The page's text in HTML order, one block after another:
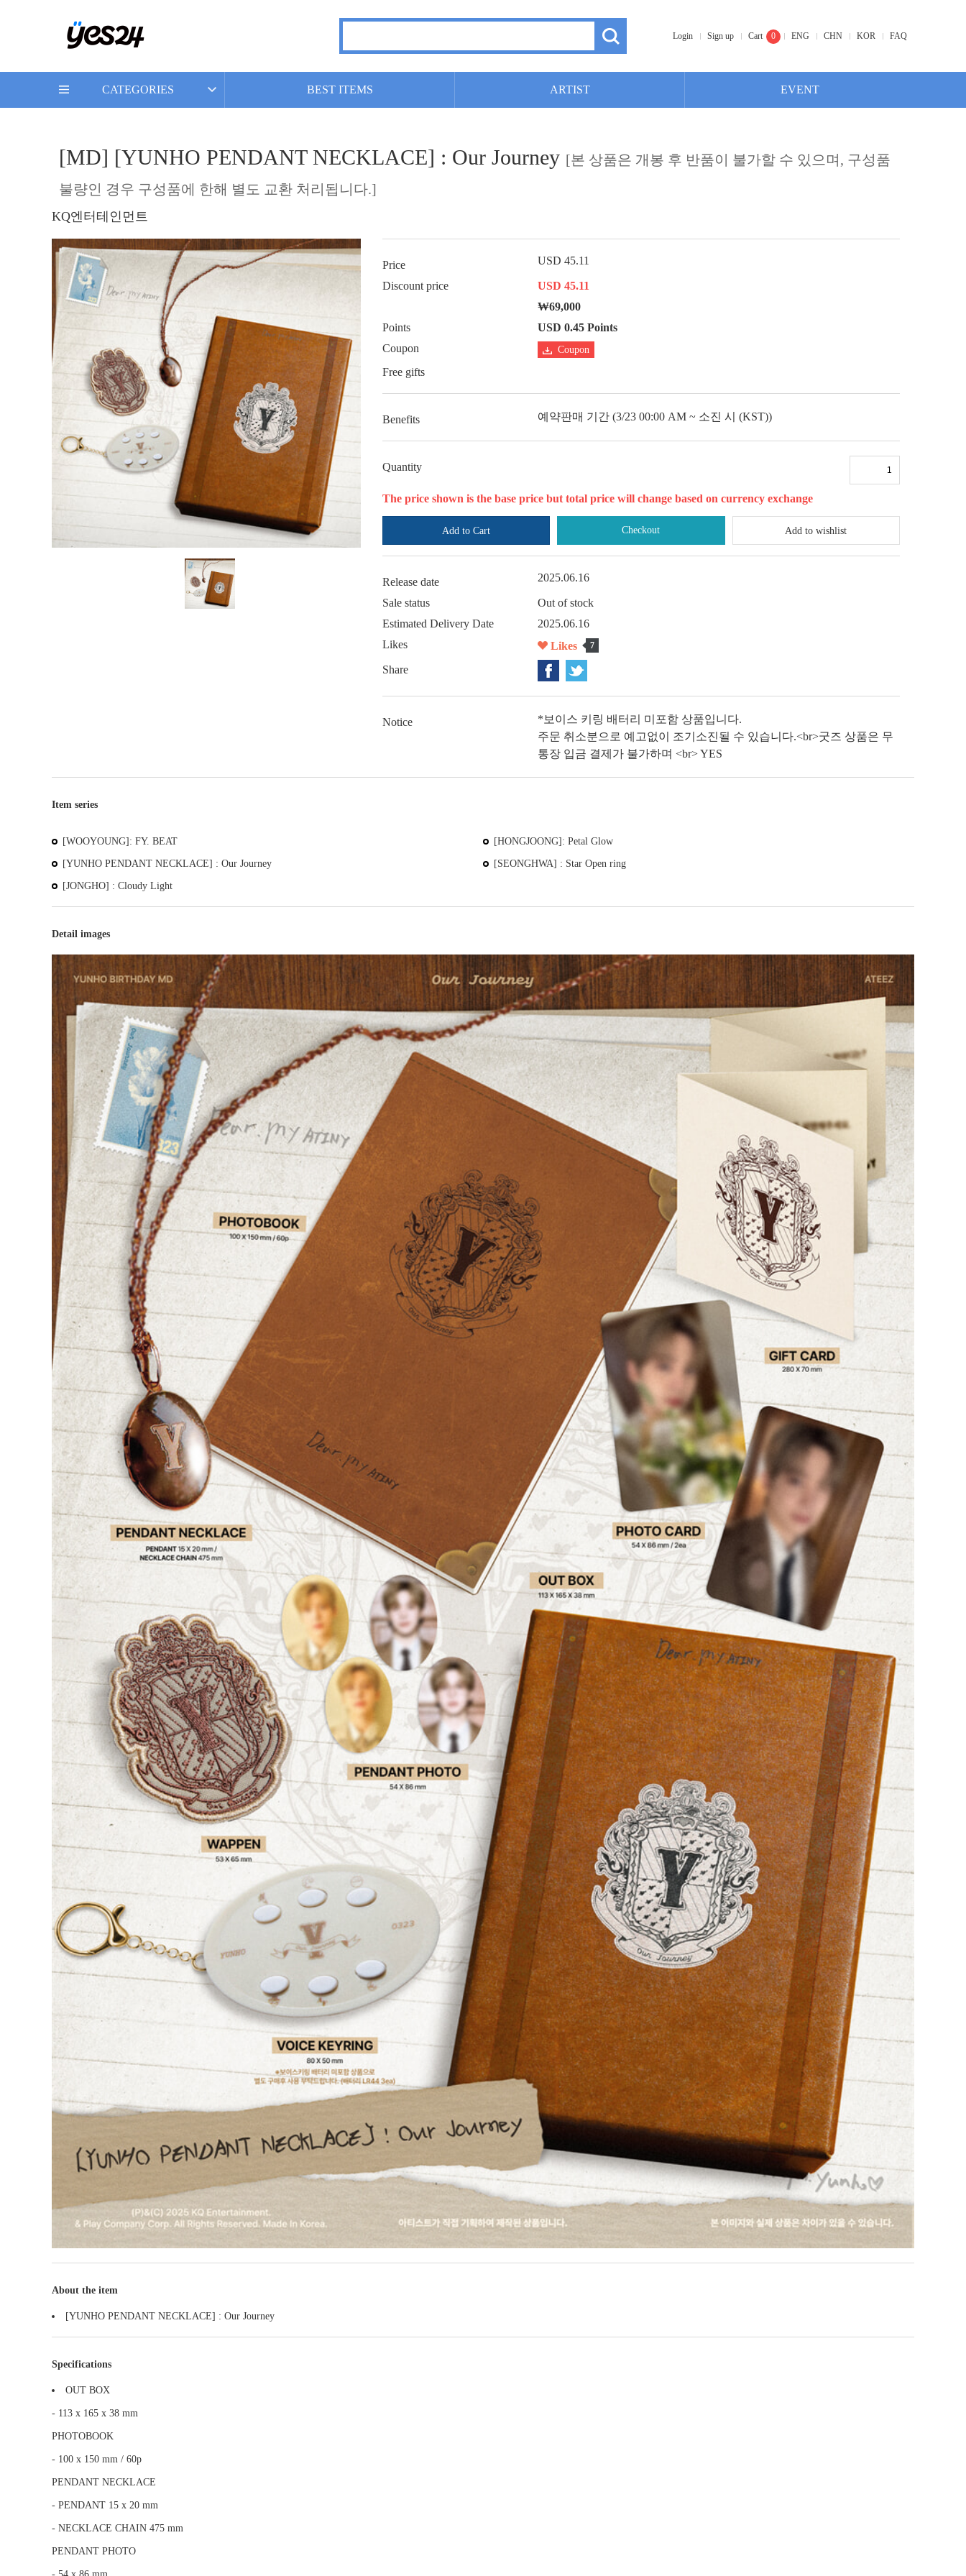
Login Sign up Cart 0 ENG CHN KOR FAQ
CATEGORIES BEST ITEMS ARTIST EVENT
[MD] [YUNHO PENDANT NECKLACE] : Our Journey [본 상품은 개봉 후 반품이 불가할 수 있으며, 구성품
불량인 경우 구성품에 한해 별도 교환 처리됩니다.]
KQ엔터테인먼트
Price USD 45.11
Discount price
USD 45.11
₩69,000
Points
USD 0.45 Points
Coupon
Coupon
Free gifts
Benefits 예약판매 기간 (3/23 00:00 AM ~ 소진 시 (KST))
Quantity
The price shown is the base price but total price will change based on currency exchange
Add to Cart Checkout Add to wishlist
Release date 2025.06.16
Sale status
Out of stock
Estimated Delivery Date
2025.06.16
Likes
Likes 7
Share
Notice
*보이스 키링 배터리 미포함 상품입니다.
주문 취소분으로 예고없이 조기소진될 수 있습니다.<br>굿즈 상품은 무
통장 입금 결제가 불가하며 <br> YES
Item series
[WOOYOUNG]: FY. BEAT [HONGJOONG]: Petal Glow
[YUNHO PENDANT NECKLACE] : Our Journey [SEONGHWA] : Star Open ring
[JONGHO] : Cloudy Light
Detail images
About the item
[YUNHO PENDANT NECKLACE] : Our Journey
Specifications
OUT BOX
- 113 x 165 x 38 mm
PHOTOBOOK
- 100 x 150 mm / 60p
PENDANT NECKLACE
- PENDANT 15 x 20 mm
- NECKLACE CHAIN 475 mm
PENDANT PHOTO